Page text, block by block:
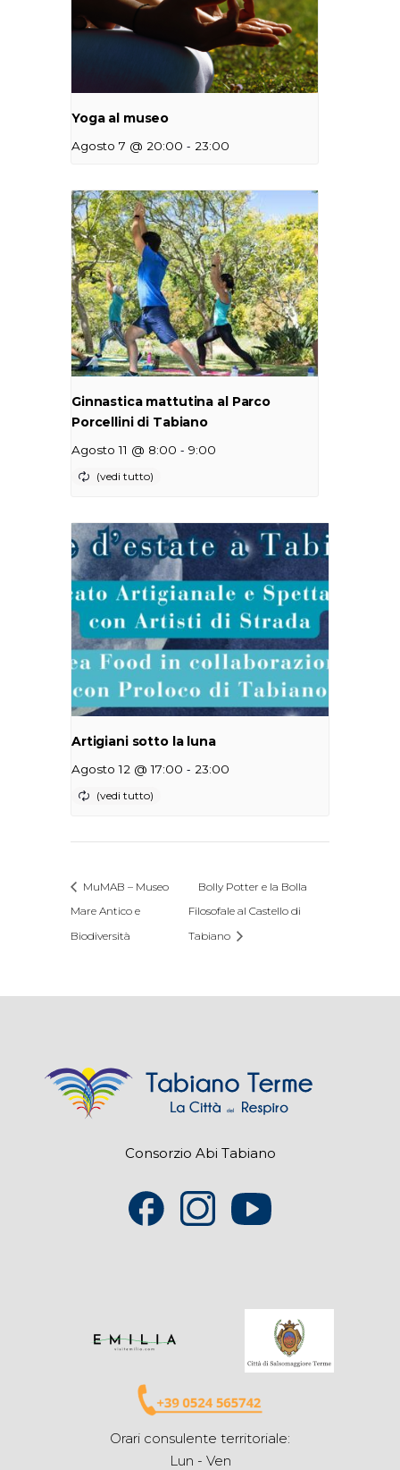
Yoga al museo
Agosto 7 @ 20:00 - 23:00
Ginnastica mattutina al Parco
Porcellini di Tabiano
Agosto 11 @ 8:00 - 9:00
Artigiani sotto la luna
Agosto 12 @ 17:00 - 23:00
MuMAB – Museo
Mare Antico e
Biodiversità
Bolly Potter e la Bolla
Filosofale al Castello di
Tabiano
Consorzio Abi Tabiano
Orari consulente territoriale:
Lun - Ven